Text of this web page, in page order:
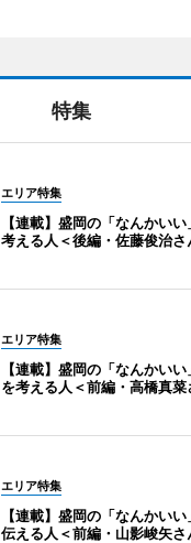
特集
エリア特集
【連載】盛岡の「なんかい
考える人＜後編・佐藤俊治さ
エリア特集
【連載】盛岡の「なんかい
を考える人＜前編・高橋真菜
エリア特集
【連載】盛岡の「なんかい
伝える人＜前編・山影峻矢さ